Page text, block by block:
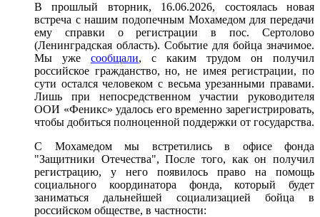
В прошлый вторник, 16.06.2026, состоялась новая
встреча с нашим подопечным Мохамедом для передачи
ему справки о регистрации в пос. Сертолово
(Ленинградская область). Событие для бойца значимое.
Мы уже сообщали, с каким трудом он получил
российское гражданство, но, не имея регистрации, по
сути остался человеком с весьма урезанными правами.
Лишь при непосредственном участии руководителя
ООИ «Феникс» удалось его временно зарегистрировать,
чтобы добиться полноценной поддержки от государства.
С Мохамедом мы встретились в офисе фонда
"Защитники Отечества", После того, как он получил
регистрацию, у него появилось право на помощь
социального координатора фонда, который будет
заниматься дальнейшей социализацией бойца в
российском обществе, в частности: